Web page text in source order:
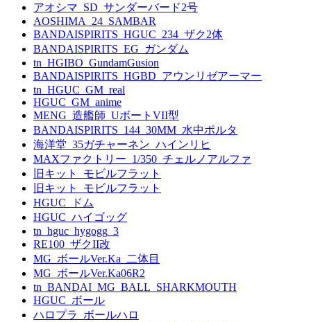
アオシマ_SD_サンダーバード2号
AOSHIMA_24_SAMBAR
BANDAISPIRITS_HGUC_234_ザク2体
BANDAISPIRITS_EG_ガンダム
tn_HGIBO_GundamGusion
BANDAISPIRITS_HGBD_アウンリゼアーマー
tn_HGUC_GM_real
HGUC_GM_anime
MENG_造艦師_UボートVII型
BANDAISPIRITS_144_30MM_水中ポルタ
海洋堂_35ガチャーネン_ハインリヒ
MAXファクトリー_1/350_チェルノアルファ
旧キット_モビルフラット
旧キット_モビルフラット
HGUC_ドム
HGUC_ハイゴッグ
tn_hguc_hygogg_3
RE100_ザクII改
MG_ボールVer.Ka_二体目
MG_ボールVer.Ka06R2
tn_BANDAI_MG_BALL_SHARKMOUTH
HGUC_ボール
ハロプラ_ボールハロ